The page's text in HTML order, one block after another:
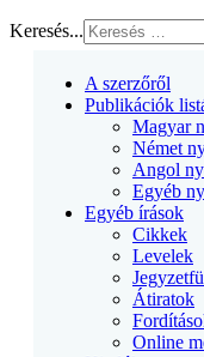
Keresés...
A szerzőről
Publikációk
Magyar
Német
Angol
Egyéb
Egyéb írások
Cikkek
Levelek
Átiratok
Online